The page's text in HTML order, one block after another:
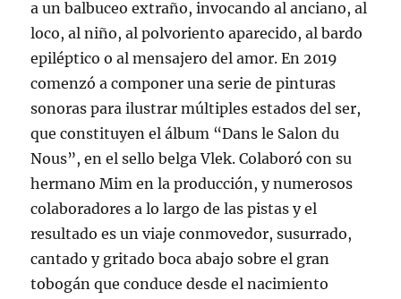
a un balbuceo extraño, invocando al anciano, al
loco, al niño, al polvoriento aparecido, al bardo
epiléptico o al mensajero del amor. En 2019
comenzó a componer una serie de pinturas
sonoras para ilustrar múltiples estados del ser,
que constituyen el álbum “Dans le Salon du
Nous”, en el sello belga Vlek. Colaboró con su
hermano Mim en la producción, y numerosos
colaboradores a lo largo de las pistas y el
resultado es un viaje conmovedor, susurrado,
cantado y gritado boca abajo sobre el gran
tobogán que conduce desde el nacimiento